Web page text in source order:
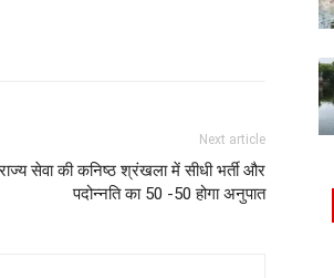
Next article
सेवा की कनिष्ठ श्रंखला में सीधी भर्ती और
पदोन्नति का 50 -50 होगा अनुपात